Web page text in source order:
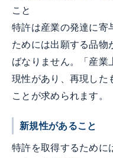
こと
特許は産業の発達に寄
ためには出願する品物
ばなりません。「産業
現性があり、再現した
ことが求められます。
新規性があること
特許を取得するために